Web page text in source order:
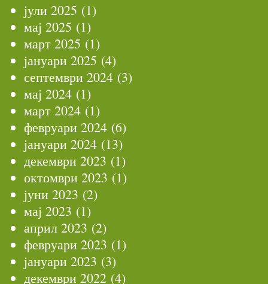
јули 2025 (1)
мај 2025 (1)
март 2025 (1)
јануари 2025 (4)
септември 2024 (3)
мај 2024 (1)
март 2024 (1)
февруари 2024 (6)
јануари 2024 (13)
декември 2023 (1)
октомври 2023 (1)
јуни 2023 (2)
мај 2023 (1)
април 2023 (2)
февруари 2023 (1)
јануари 2023 (3)
декември 2022 (4)